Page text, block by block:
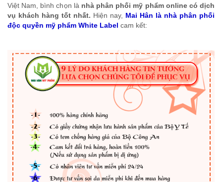
Việt Nam, bình chọn là nhà phân phối mỹ phẩm online có dịch
vụ khách hàng tốt nhất. Hiện nay, Mai Hân là nhà phân phối
độc quyền mỹ phẩm White Label cam kết: